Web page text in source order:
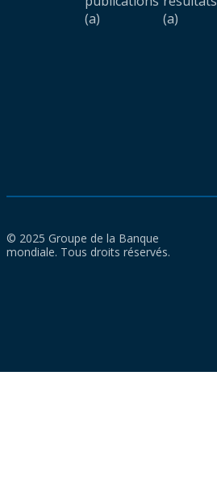
(a)
(a)
© 2025 Groupe de la Banque
mondiale. Tous droits réservés.